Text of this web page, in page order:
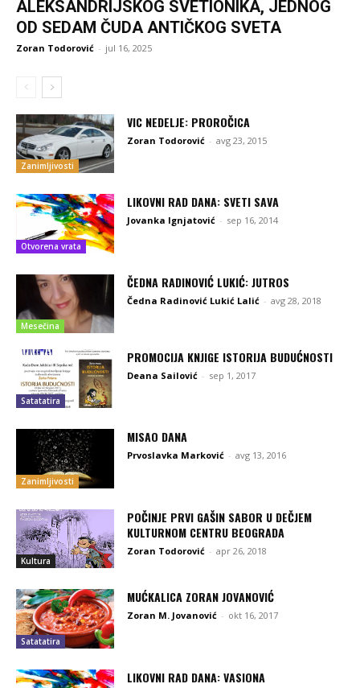
ALEKSANDRIJSKOG SVETIONIKA, JEDNOG
OD SEDAM ČUDA ANTIČKOG SVETA
Zoran Todorović - jul 16, 2025
Zanimljivosti
VIC NEDELJE: PROROČICA
Zoran Todorović - avg 23, 2015
Otvorena vrata
LIKOVNI RAD DANA: SVETI SAVA
Jovanka Ignjatović - sep 16, 2014
Mesečina
ČEDNA RADINOVIĆ LUKIĆ: JUTROS
Čedna Radinović Lukić Lalić - avg 28, 2018
Satatatira
PROMOCIJA KNJIGE ISTORIJA BUDUĆNOSTI
Deana Sailović - sep 1, 2017
Zanimljivosti
MISAO DANA
Prvoslavka Marković - avg 13, 2016
Kultura
POČINJE PRVI GAŠIN SABOR U DEČJEM
KULTURNOM CENTRU BEOGRADA
Zoran Todorović - apr 26, 2018
Satatatira
MUĆKALICA ZORAN JOVANOVIĆ
Zoran M. Jovanović - okt 16, 2017
LIKOVNI RAD DANA: VASIONA